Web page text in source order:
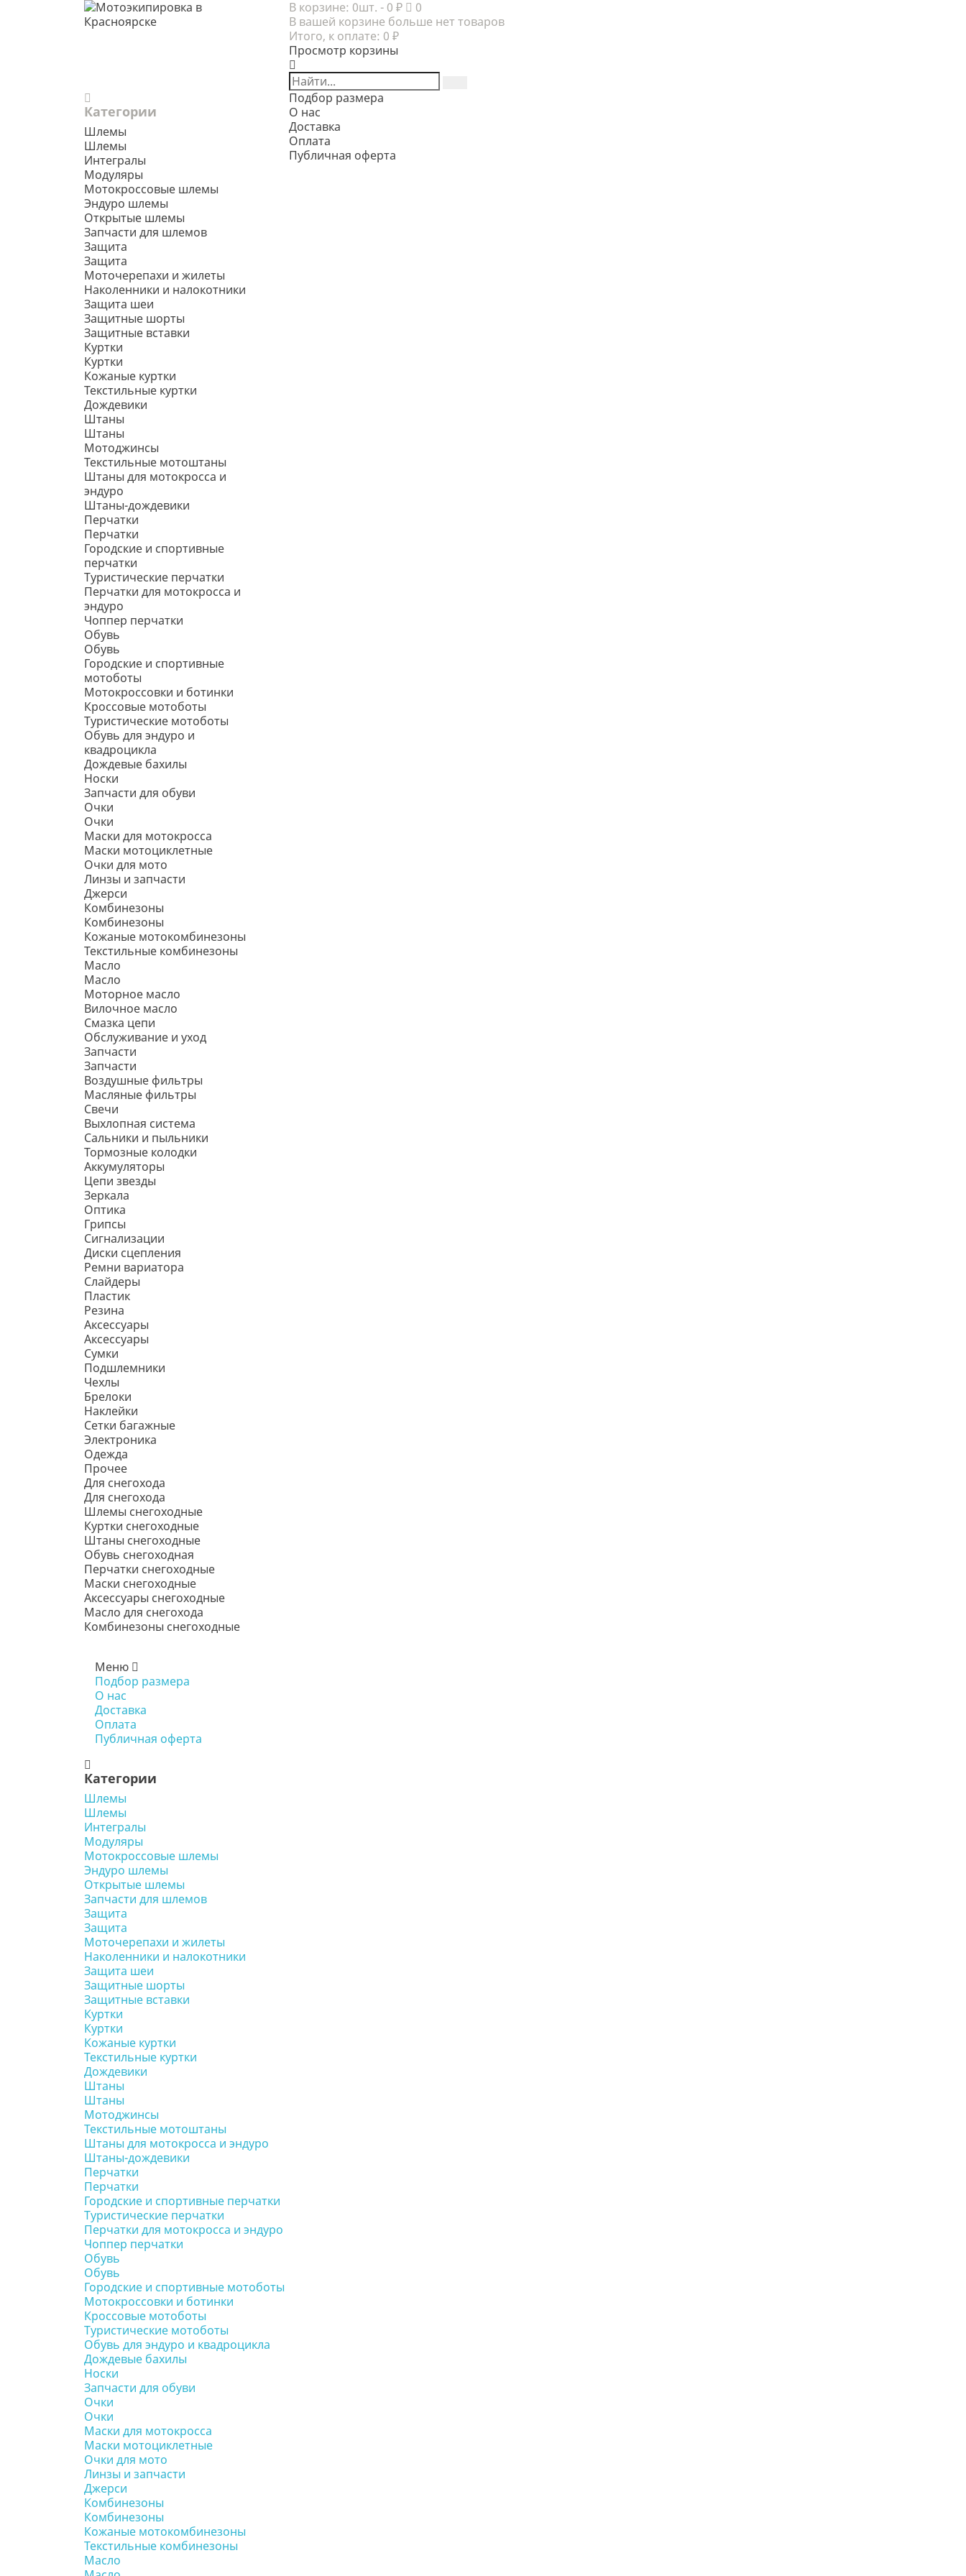
В корзине: 0шт. - 0 ₽
0
В вашей корзине больше нет товаров
Итого, к оплате: 0 ₽
Просмотр корзины
Категории
Шлемы
Шлемы
Интегралы
Модуляры
Мотокроссовые шлемы
Эндуро шлемы
Открытые шлемы
Запчасти для шлемов
Защита
Защита
Моточерепахи и жилеты
Наколенники и налокотники
Защита шеи
Защитные шорты
Защитные вставки
Куртки
Куртки
Кожаные куртки
Текстильные куртки
Дождевики
Штаны
Штаны
Мотоджинсы
Текстильные мотоштаны
Штаны для мотокросса и
эндуро
Штаны-дождевики
Перчатки
Перчатки
Городские и спортивные
перчатки
Туристические перчатки
Перчатки для мотокросса и
эндуро
Чоппер перчатки
Обувь
Обувь
Городские и спортивные
мотоботы
Мотокроссовки и ботинки
Кроссовые мотоботы
Туристические мотоботы
Обувь для эндуро и
квадроцикла
Дождевые бахилы
Носки
Запчасти для обуви
Очки
Очки
Маски для мотокросса
Маски мотоциклетные
Очки для мото
Линзы и запчасти
Джерси
Комбинезоны
Комбинезоны
Кожаные мотокомбинезоны
Текстильные комбинезоны
Масло
Масло
Моторное масло
Вилочное масло
Смазка цепи
Обслуживание и уход
Запчасти
Запчасти
Воздушные фильтры
Масляные фильтры
Свечи
Выхлопная система
Сальники и пыльники
Тормозные колодки
Аккумуляторы
Цепи звезды
Зеркала
Оптика
Грипсы
Сигнализации
Диски сцепления
Ремни вариатора
Слайдеры
Пластик
Резина
Аксессуары
Аксессуары
Сумки
Подшлемники
Чехлы
Брелоки
Наклейки
Сетки багажные
Электроника
Одежда
Прочее
Для снегохода
Для снегохода
Шлемы снегоходные
Куртки снегоходные
Штаны снегоходные
Обувь снегоходная
Перчатки снегоходные
Маски снегоходные
Аксессуары снегоходные
Масло для снегохода
Комбинезоны снегоходные
Подбор размера
О нас
Доставка
Оплата
Публичная оферта
Меню
Подбор размера
О нас
Доставка
Оплата
Публичная оферта
Категории
Шлемы
Шлемы
Интегралы
Модуляры
Мотокроссовые шлемы
Эндуро шлемы
Открытые шлемы
Запчасти для шлемов
Защита
Защита
Моточерепахи и жилеты
Наколенники и налокотники
Защита шеи
Защитные шорты
Защитные вставки
Куртки
Куртки
Кожаные куртки
Текстильные куртки
Дождевики
Штаны
Штаны
Мотоджинсы
Текстильные мотоштаны
Штаны для мотокросса и эндуро
Штаны-дождевики
Перчатки
Перчатки
Городские и спортивные перчатки
Туристические перчатки
Перчатки для мотокросса и эндуро
Чоппер перчатки
Обувь
Обувь
Городские и спортивные мотоботы
Мотокроссовки и ботинки
Кроссовые мотоботы
Туристические мотоботы
Обувь для эндуро и квадроцикла
Дождевые бахилы
Носки
Запчасти для обуви
Очки
Очки
Маски для мотокросса
Маски мотоциклетные
Очки для мото
Линзы и запчасти
Джерси
Комбинезоны
Комбинезоны
Кожаные мотокомбинезоны
Текстильные комбинезоны
Масло